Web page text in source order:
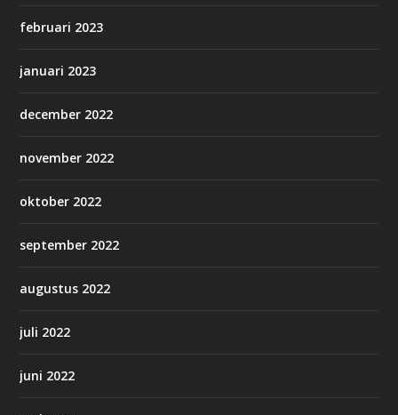
februari 2023
januari 2023
december 2022
november 2022
oktober 2022
september 2022
augustus 2022
juli 2022
juni 2022